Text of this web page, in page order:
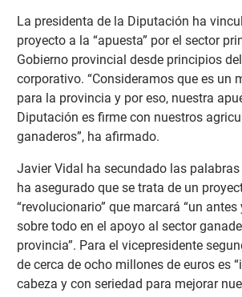
La presidenta de la Diputación ha
proyecto a la “apuesta” por el sector
Gobierno provincial desde principios
corporativo. “Consideramos que es un
para la provincia y por eso, nuestra
Diputación es firme con nuestros
ganaderos”, ha afirmado.
Javier Vidal ha secundado las
ha asegurado que se trata de un
“revolucionario” que marcará “un
sobre todo en el apoyo al sector
provincia”. Para el vicepresidente
de cerca de ocho millones de euros es
cabeza y con seriedad para mejorar